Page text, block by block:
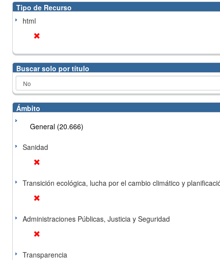
Tipo de Recurso
html
Buscar solo por título
Ámbito
General (20.666)
Sanidad
Transición ecológica, lucha por el cambio climático y
Administraciones Públicas, Justicia y Seguridad
Transparencia